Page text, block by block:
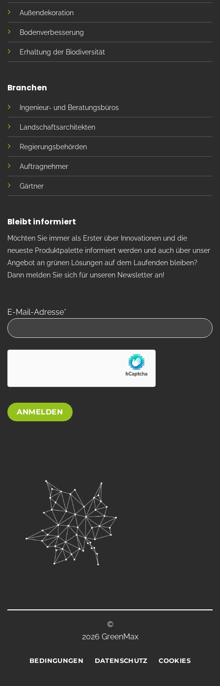
Außendekoration
Bodenverbesserung
Erhaltung der Biodiversität
Branchen
Ingenieur- und Beratungsbüros
Landschaftsarchitekten
Regierungsbehörden
Auftragnehmer
Gärtner
Bleibt informiert
Möchten Sie immer als Erster über Innovationen und die
neueste Produktpalette informiert werden und auch über unser
Angebot an grünen Lösungen auf dem Laufenden bleiben?
Dann melden Sie sich für unseren Newsletter an!
E-Mail-Adresse*
©
2026 GreenMax
BEDINGUNGEN DATENSCHUTZ COOKIES